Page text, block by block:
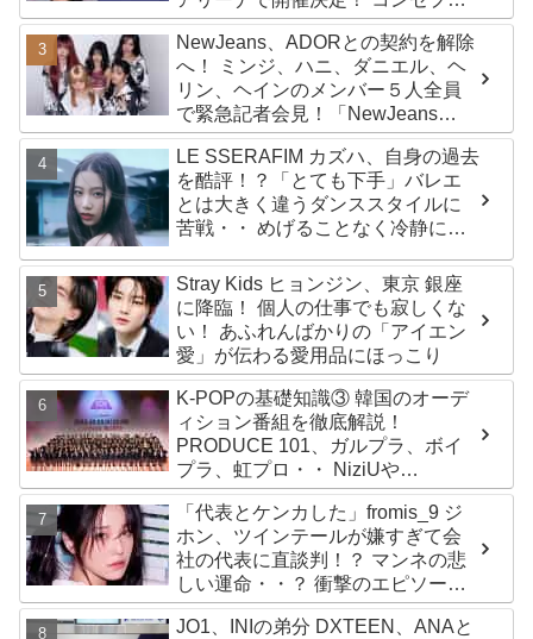
は“愛のカケラ”！？ 14日には新ア
ルバム『AMORTAGE』もリリース
NewJeans、ADORとの契約を解除
へ！ ミンジ、ハニ、ダニエル、ヘ
リン、ヘインのメンバー５人全員
で緊急記者会見！「NewJeans
never dies!」と微笑みの宣言！
ADOR側、2029年まで契約有効と
主張
LE SSERAFIM カズハ、自身の過去
を酷評！？「とても下手」バレエ
とは大きく違うダンススタイルに
苦戦・・ めげることなく冷静に努
Stray Kids ヒョンジン、東京 銀座
に降臨！ 個人の仕事でも寂しくな
い！ あふれんばかりの「アイエン
愛」が伝わる愛用品にほっこり
K-POPの基礎知識③ 韓国のオーデ
ィション番組を徹底解説！
PRODUCE 101、ガルプラ、ボイ
プラ、虹プロ・・ NiziUや
Kep1er、ZEROBASEONEら人気
グループが続々と誕生！ JO1や
INI、ME:Iを生んだ日プまで一挙紹
介
「代表とケンカした」fromis_9 ジ
ホン、ツインテールが嫌すぎて会
社の代表に直談判！？ マンネの悲
しい運命・・？ 衝撃のエピソード
に爆笑
JO1、INIの弟分 DXTEEN、ANAと